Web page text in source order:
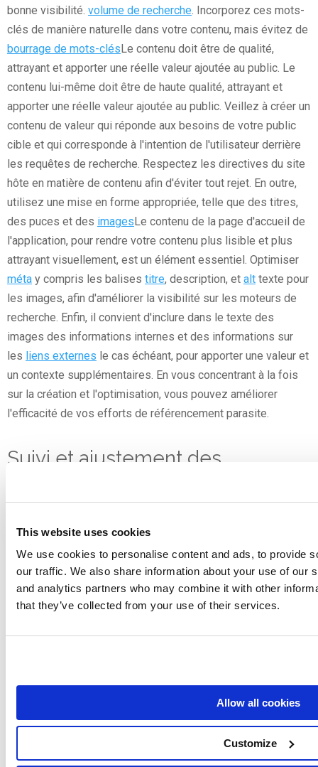
This website uses cookies
We use cookies to personalise content and ads, to provide
our traffic. We also share information about your use of our
and analytics partners who may combine it with other
that they’ve collected from your use of their services.
Allow all cookies
Customize
bonne visibilité. volume de recherche. Incorporez ces mots-
clés de manière naturelle dans votre contenu, mais évitez de
bourrage de mots-clés Le contenu doit être de qualité,
attrayant et apporter une réelle valeur ajoutée au public. Le
contenu lui-même doit être de haute qualité, attrayant et
apporter une réelle valeur ajoutée au public. Veillez à créer un
contenu de valeur qui réponde aux besoins de votre public
cible et qui corresponde à l'intention de l'utilisateur derrière
les requêtes de recherche. Respectez les directives du site
hôte en matière de contenu afin d'éviter tout rejet. En outre,
utilisez une mise en forme appropriée, telle que des titres,
des puces et des images Le contenu de la page d'accueil de
l'application, pour rendre votre contenu plus lisible et plus
attrayant visuellement, est un élément essentiel. Optimiser
méta y compris les balises titre, description, et alt texte pour
les images, afin d'améliorer la visibilité sur les moteurs de
recherche. Enfin, il convient d'inclure dans le texte des
images des informations internes et des informations sur
les liens externes le cas échéant, pour apporter une valeur et
un contexte supplémentaires. En vous concentrant à la fois
sur la création et l'optimisation, vous pouvez améliorer
l'efficacité de vos efforts de référencement parasite.
Suivi et ajustement des
Un référencement parasite efficace ne s'arrête pas au
contenupublicationIl nécessite un suivi et des ajustements
permanents. L'utilisationanalytiquedes outils pourpisteles
performances de votre contenu sur le site hôte. Les
principaux indicateurs à surveiller sont le trafic, les taux
recherches. Si vous constatez unetomberSi vous constatez
une baisse de performance, recherchez-en la cause et
adaptez votre stratégie en conséquence. Il peut s'agir de
mettre à jour votre contenu pour qu'il reste pertinent, de
l'optimiser pour d'autres mots clés ou même de choisir une